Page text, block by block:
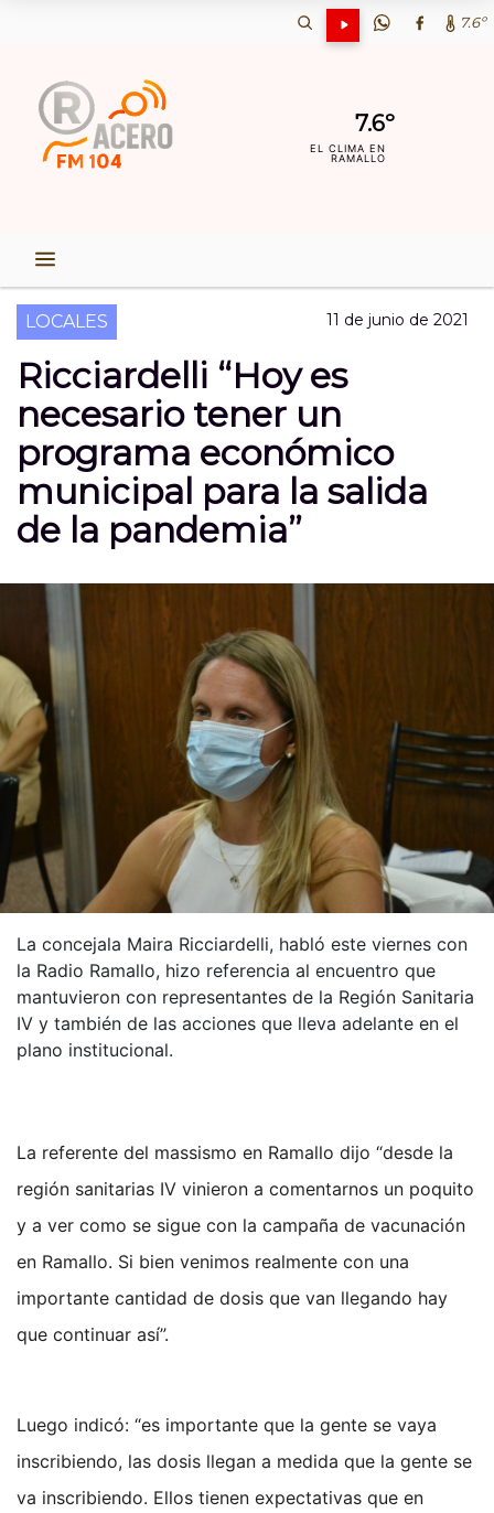
7.6º
7.6º
EL CLIMA EN
RAMALLO
LOCALES 11 de junio de 2021
Ricciardelli “Hoy es
necesario tener un
programa económico
municipal para la salida
de la pandemia”
La concejala Maira Ricciardelli, habló este viernes con
la Radio Ramallo, hizo referencia al encuentro que
mantuvieron con representantes de la Región Sanitaria
IV y también de las acciones que lleva adelante en el
plano institucional.
La referente del massismo en Ramallo dijo “desde la
región sanitarias IV vinieron a comentarnos un poquito
y a ver como se sigue con la campaña de vacunación
en Ramallo. Si bien venimos realmente con una
importante cantidad de dosis que van llegando hay
que continuar así”.
Luego indicó: “es importante que la gente se vaya
inscribiendo, las dosis llegan a medida que la gente se
va inscribiendo. Ellos tienen expectativas que en